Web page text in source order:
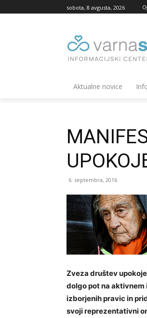
sobota, 8 avgusta, 2026
Aktualne novice
6. septembra, 2016
Zveza društev
dolgo pot na aktivnem
izborjenih pravic in
svoji reprezentativni